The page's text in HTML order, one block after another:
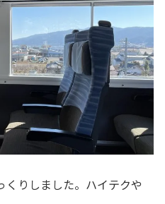
くりしました。ハイテクや